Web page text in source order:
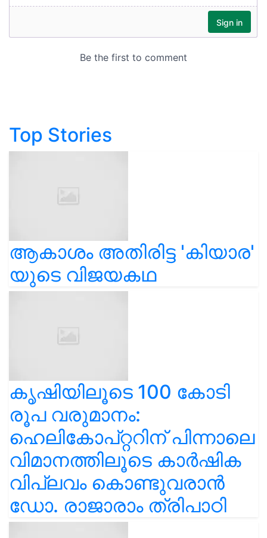
Top Stories
ആകാശം അതിരിട്ട 'കിയാര'
യുടെ വിജയകഥ
കൃഷിയിലൂടെ 100 കോടി
രൂപ വരുമാനം:
ഹെലികോപ്റ്ററിന് പിന്നാലെ
വിമാനത്തിലൂടെ കാർഷിക
വിപ്ലവം കൊണ്ടുവരാൻ
ഡോ. രാജാരാം ത്രിപാഠി